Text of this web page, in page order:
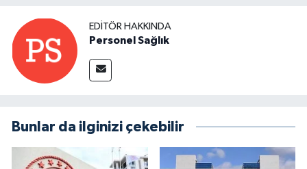
EDITÖR HAKKINDA
Personel Sağlık
Bunlar da ilginizi çekebilir